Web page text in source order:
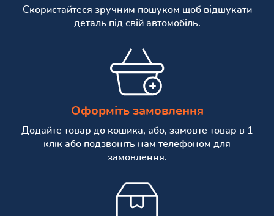
Скористайтеся зручним пошуком щоб відшукати
деталь під свій автомобіль.
Оформіть замовлення
Додайте товар до кошика, або, замовте товар в 1
клік або подзвоніть нам телефоном для
замовлення.